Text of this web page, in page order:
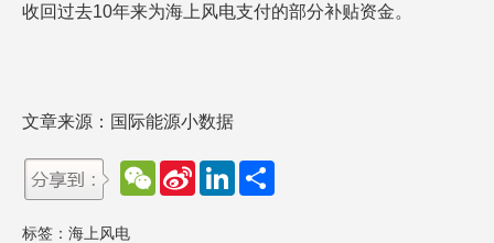
收回过去10年来为海上风电支付的部分补贴资金。
文章来源：国际能源小数据
W
e
S
L
标签： 海上风电